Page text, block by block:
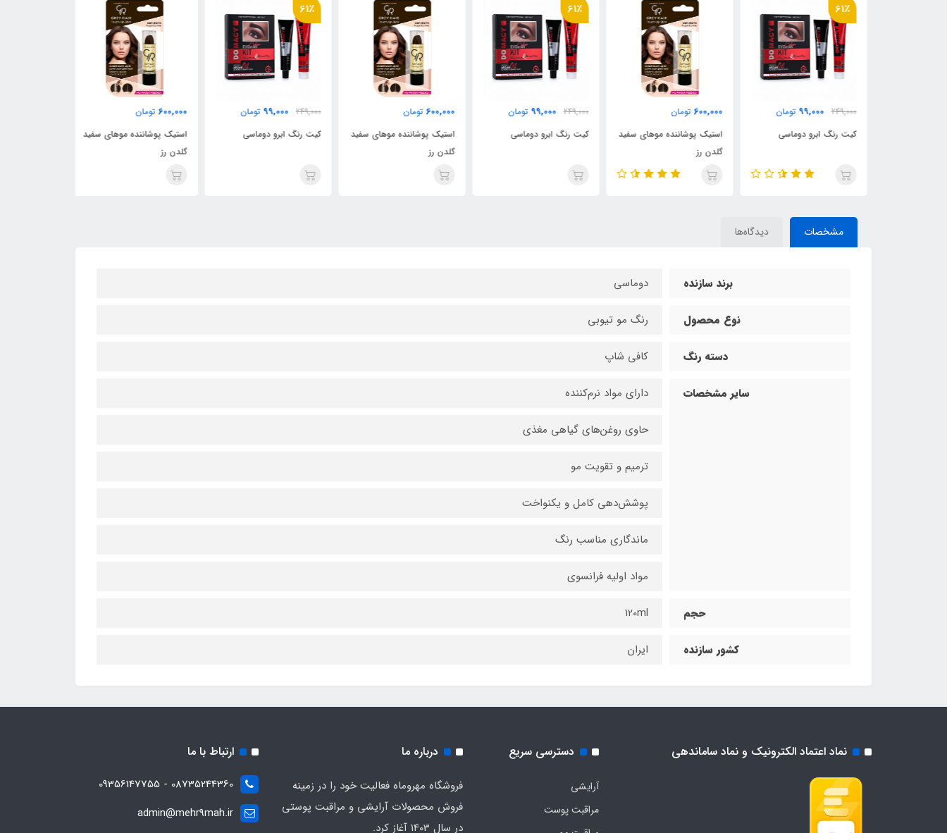
61٪
249,000
99,000 تومان
کیت رنگ ابرو دوماسی
600,000 تومان
استیک پوشاننده موهای سفید
گلدن رز
61٪
249,000
99,000 تومان
کیت رنگ ابرو دوماسی
600,000 تومان
استیک پوشاننده موهای سفید
گلدن رز
61٪
249,000
99,000 تومان
کیت رنگ ابرو دوماسی
600,000 تومان
استیک پوشاننده موهای سفید
گلدن رز
مشخصات دیدگاه‌ها
برند سازنده دوماسی
نوع محصول رنگ مو تیوبی
دسته رنگ کافی شاپ
سایر مشخصات دارای مواد نرم‌کننده
حاوی روغن‌های گیاهی مغذی
ترمیم و تقویت مو
پوشش‌دهی کامل و یکنواخت
ماندگاری مناسب رنگ
مواد اولیه فرانسوی
حجم 120ml
کشور سازنده ایران
نماد اعتماد الکترونیک و نماد ساماندهی دسترسی سریع
آرایشی
مراقبت پوست
درباره ما
فروشگاه مهروماه فعالیت خود را در زمینه
فروش محصولات آرایشی و مراقبت پوستی
در سال 1403 آغاز کرد.
ارتباط با ما
08735244360 - 09356147755
admin@mehr9mah.ir